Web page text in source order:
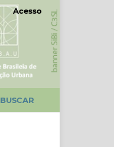
BUSCAR
Acesso